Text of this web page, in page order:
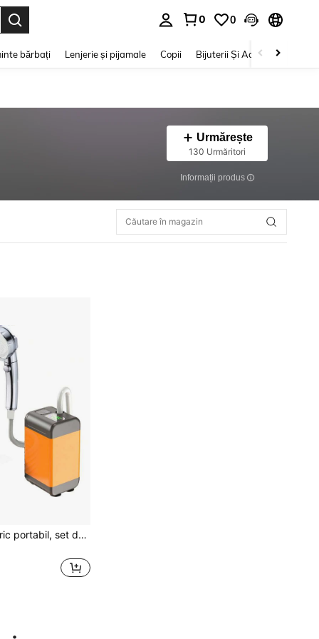
0 0
bărbați Lenjerie și pijamale Copii Bijuterii Și Accesorii
Urmărește
130 Urmăritori
Informații produs
Cap de duș electric portabil, set de duș cu pompă de apă digitală reîncărcabilă, cap de duș mobil pentru îmbăierea animalelor de companie